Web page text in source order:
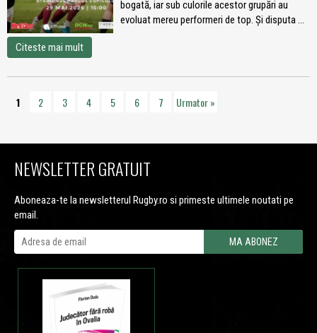
bogată, iar sub culorile acestor grupări au
evoluat mereu performeri de top. Și disputa ...
Citeste mai mult
1 2 3 4 5 6 7 Urmator»
NEWSLETTER GRATUIT
Aboneaza-te la newsletterul Rugby.ro si primeste ultimele noutati pe
email.